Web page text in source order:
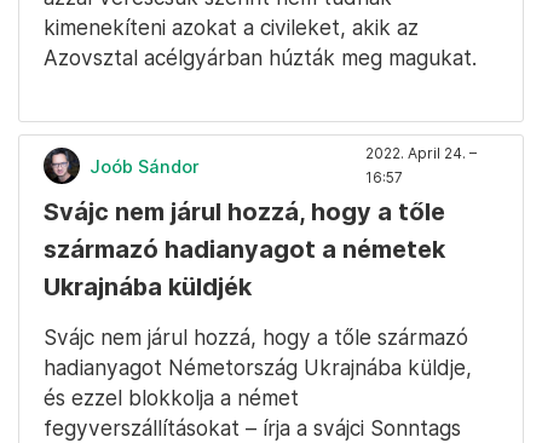
kimenekíteni azokat a civileket, akik az
Azovsztal acélgyárban húzták meg magukat.
Joób Sándor
2022. April 24. –
16:57
Svájc nem járul hozzá, hogy a tőle
származó hadianyagot a németek
Ukrajnába küldjék
Svájc nem járul hozzá, hogy a tőle származó
hadianyagot Németország Ukrajnába küldje,
és ezzel blokkolja a német
fegyverszállításokat – írja a svájci Sonntags